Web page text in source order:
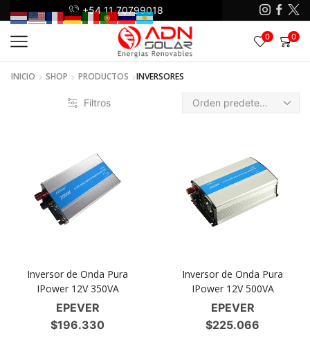
+54 11 70799018
0 0
INICIO SHOP PRODUCTOS INVERSORES
Filtros
Inversor de Onda Pura
IPower 12V 350VA
EPEVER
$196.330
Inversor de Onda Pura
IPower 12V 500VA
EPEVER
$225.066